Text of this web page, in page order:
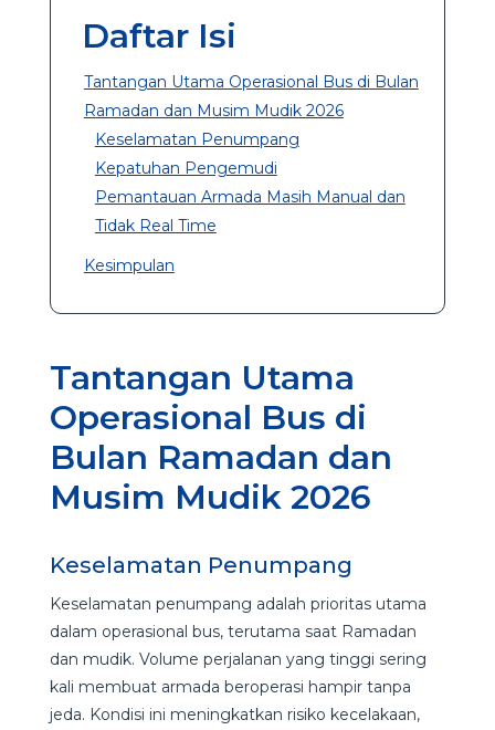
Daftar Isi
Tantangan Utama Operasional Bus di Bulan
Ramadan dan Musim Mudik 2026
Keselamatan Penumpang
Kepatuhan Pengemudi
Pemantauan Armada Masih Manual dan
Tidak Real Time
Kesimpulan
Tantangan Utama
Operasional Bus di
Bulan Ramadan dan
Musim Mudik 2026
Keselamatan Penumpang
Keselamatan penumpang adalah prioritas utama
dalam operasional bus, terutama saat Ramadan
dan mudik. Volume perjalanan yang tinggi sering
kali membuat armada beroperasi hampir tanpa
jeda. Kondisi ini meningkatkan risiko kecelakaan,